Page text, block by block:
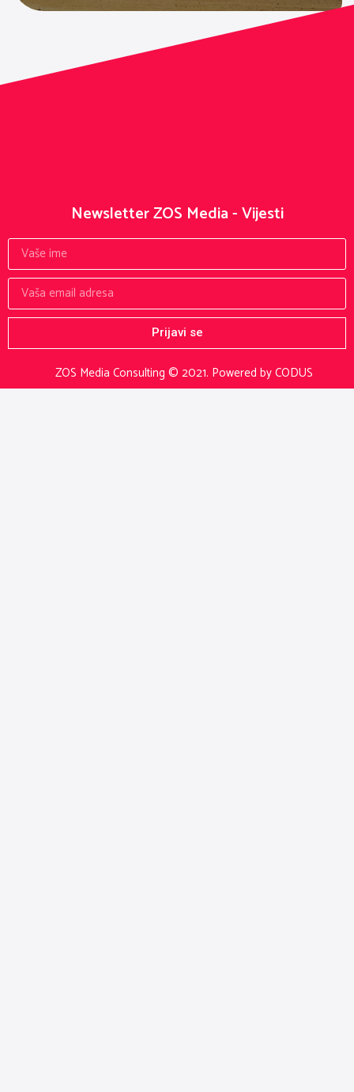
ZOS Media Consulting © 2021. Powered by CODUS
Newsletter ZOS Media - Vijesti
Prijavi se